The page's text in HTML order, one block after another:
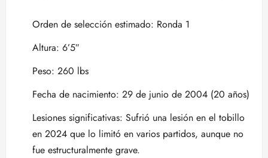
Orden de selección estimado: Ronda 1
Altura: 6’5″
Peso: 260 lbs
Fecha de nacimiento: 29 de junio de 2004 (20 años)
Lesiones significativas: Sufrió una lesión en el tobillo
en 2024 que lo limitó en varios partidos, aunque no
fue estructuralmente grave.